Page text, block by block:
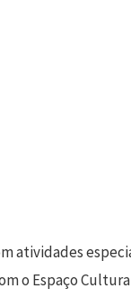
atividades
o Espaço